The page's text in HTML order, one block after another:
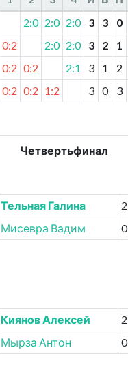
2:0 2:0 2:0 3 3
0
0:2 2:0 2:0 3 2
1
0:2 0:2 2:1 3 1
2
0:2 0:2 1:2 3 0 3
Четвертьфинал
Тельная Галина
2
Мисевра Вадим
0
Киянов Алексей
2
Мырза Антон
0